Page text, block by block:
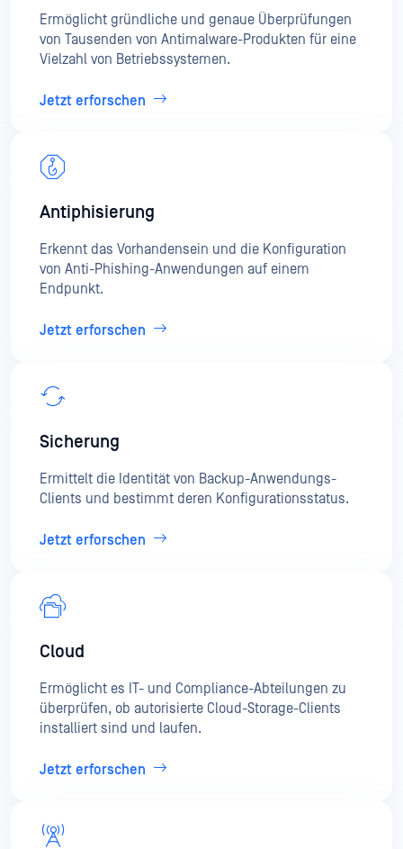
Ermöglicht gründliche und genaue Überprüfungen
von Tausenden von Antimalware-Produkten für eine
Vielzahl von Betriebssystemen.
Jetzt erforschen
Antiphisierung
Erkennt das Vorhandensein und die Konfiguration
von Anti-Phishing-Anwendungen auf einem
Endpunkt.
Jetzt erforschen
Sicherung
Ermittelt die Identität von Backup-Anwendungs-
Clients und bestimmt deren Konfigurationsstatus.
Jetzt erforschen
Cloud
Ermöglicht es IT- und Compliance-Abteilungen zu
überprüfen, ob autorisierte Cloud-Storage-Clients
installiert sind und laufen.
Jetzt erforschen